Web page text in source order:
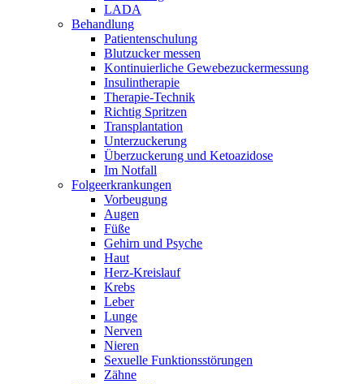
LADA
Behandlung
Patientenschulung
Blutzucker messen
Kontinuierliche Gewebezuckermessung
Insulintherapie
Therapie-Technik
Richtig Spritzen
Transplantation
Unterzuckerung
Überzuckerung und Ketoazidose
Im Notfall
Folgeerkrankungen
Vorbeugung
Augen
Füße
Gehirn und Psyche
Haut
Herz-Kreislauf
Krebs
Leber
Lunge
Nerven
Nieren
Sexuelle Funktionsstörungen
Zähne